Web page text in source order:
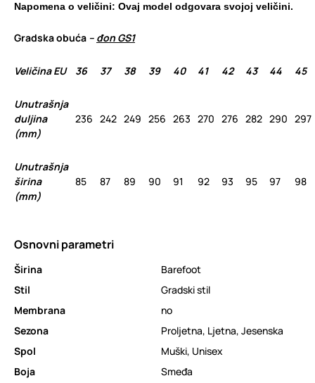
Napomena o veličini: Ovaj model odgovara svojoj veličini.
Gradska obuća – đon GS1
Veličina EU 36 37 38 39 40 41 42 43 44 45
Unutrašnja
duljina
(mm)
236 242 249 256 263 270 276 282 290 297
Unutrašnja
širina
(mm)
85 87 89 90 91 92 93 95 97 98
Osnovni parametri
Širina
Barefoot
Stil
Gradski stil
Membrana
no
Sezona
Proljetna, Ljetna, Jesenska
Spol
Muški, Unisex
Boja
Smeđa